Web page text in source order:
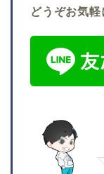
どうぞお気軽